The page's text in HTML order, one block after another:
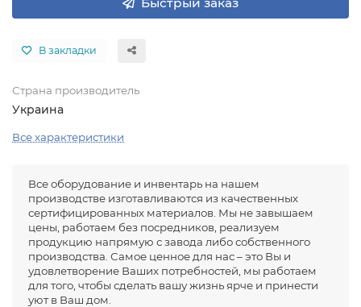
В закладки
Страна производитель
Украина
Все характеристики
Все оборудование и инвентарь на нашем
производстве изготавливаются из качественных
сертифицированных материалов. Мы не завышаем
цены, работаем без посредников, реализуем
продукцию напрямую с завода либо собственного
производства. Самое ценное для нас – это Вы и
удовлетворение Ваших потребностей, мы работаем
для того, чтобы сделать вашу жизнь ярче и принести
уют в Ваш дом.